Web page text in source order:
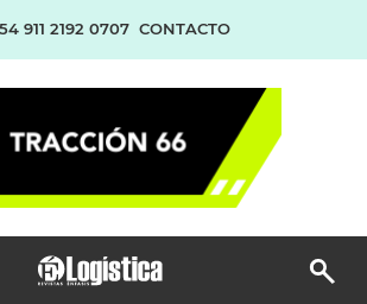
911 2192 0707 CONTACTO